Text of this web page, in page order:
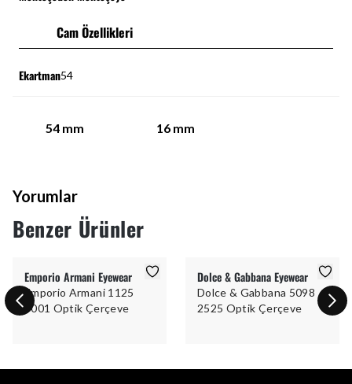
Cam Özellikleri
Ekartman54
54 mm 16 mm
Yorumlar
Benzer Ürünler
Emporio Armani Eyewear
Emporio Armani 1125
3001 Optik Çerçeve
Dolce & Gabbana Eyewear
Dolce & Gabbana 5098
2525 Optik Çerçeve